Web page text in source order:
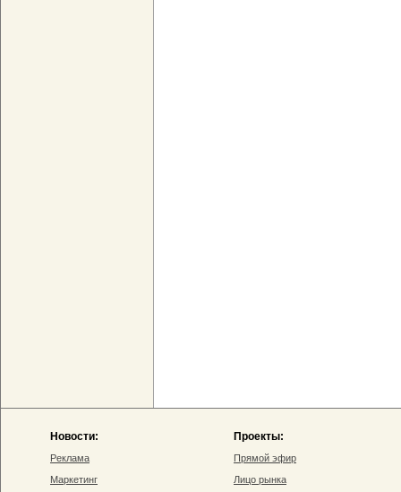
Новости:
Реклама
Маркетинг
Проекты:
Прямой эфир
Лицо рынка